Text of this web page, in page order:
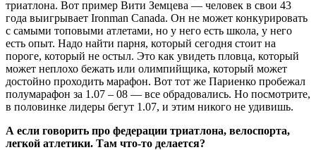
триатлона. Вот пример Вити Земцева — человек в свои 43
года выигрывает Ironman Canada. Он не может конкурировать
с самыми топовыми атлетами, но у него есть школа, у него
есть опыт. Надо найти парня, который сегодня стоит на
пороге, который не остыл. Это как увидеть пловца, который
может неплохо бежать или олимпийщика, который может
достойно проходить марафон. Вот тот же Париенко пробежал
полумарафон за 1.07 – 08 — все обрадовались. Но посмотрите,
в половинке лидеры бегут 1.07, и этим никого не удивишь.
А если говорить про федерации триатлона, велоспорта,
легкой атлетики. Там что-то делается?